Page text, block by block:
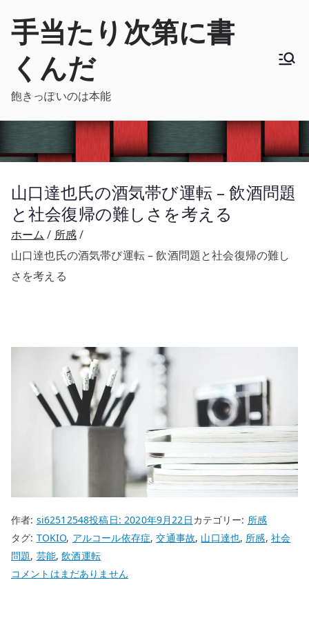
手当たり次第に書
くんだ
飽きっぽいのは本能
山口達也氏の酒気帯び運転 – 飲酒問題
と社会復帰の難しさを考える
ホーム
所感
山口達也氏の酒気帯び運転 – 飲酒問題と社会復帰の難し
さを考える
作者: si62512548投稿日:2020年9月22日カテゴリー: 所感
タグ: TOKIO, アルコール依存症,交通事故, 山口達也, 所感, 社会
問題, 芸能,飲酒運転
山
コメントはまだありません